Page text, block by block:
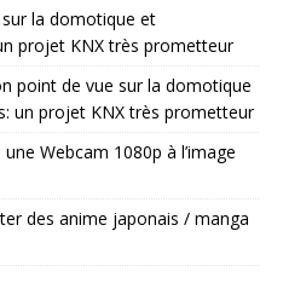
la domotique et
projet KNX très prometteur
point de vue sur la domotique
un projet KNX très prometteur
Webcam 1080p à l’image
des anime japonais / manga